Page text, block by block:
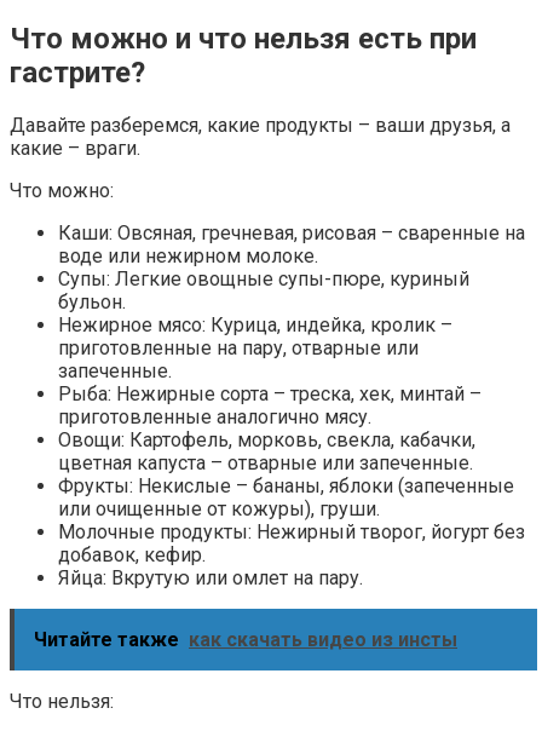
Что можно и что нельзя есть при
гастрите?
Давайте разберемся, какие продукты – ваши друзья, а
какие – враги.
Что можно:
Каши: Овсяная, гречневая, рисовая – сваренные на
воде или нежирном молоке.
Супы: Легкие овощные супы-пюре, куриный
бульон.
Нежирное мясо: Курица, индейка, кролик –
приготовленные на пару, отварные или
запеченные.
Рыба: Нежирные сорта – треска, хек, минтай –
приготовленные аналогично мясу.
Овощи: Картофель, морковь, свекла, кабачки,
цветная капуста – отварные или запеченные.
Фрукты: Некислые – бананы, яблоки (запеченные
или очищенные от кожуры), груши.
Молочные продукты: Нежирный творог, йогурт без
добавок, кефир.
Яйца: Вкрутую или омлет на пару.
Читайте также как скачать видео из инсты
Что нельзя: